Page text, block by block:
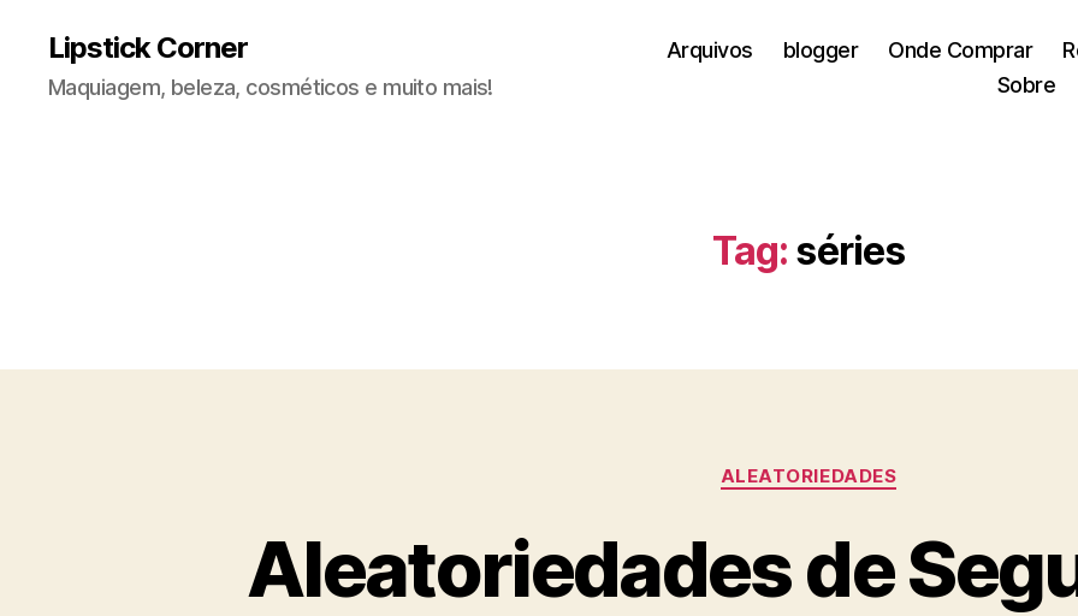
Lipstick Corner
Maquiagem, beleza, cosméticos e muito mais!
Arquivos blogger Onde Comprar
Sobre
Tag: séries
Categorias
ALEATORIEDADES
Aleatoriedades de